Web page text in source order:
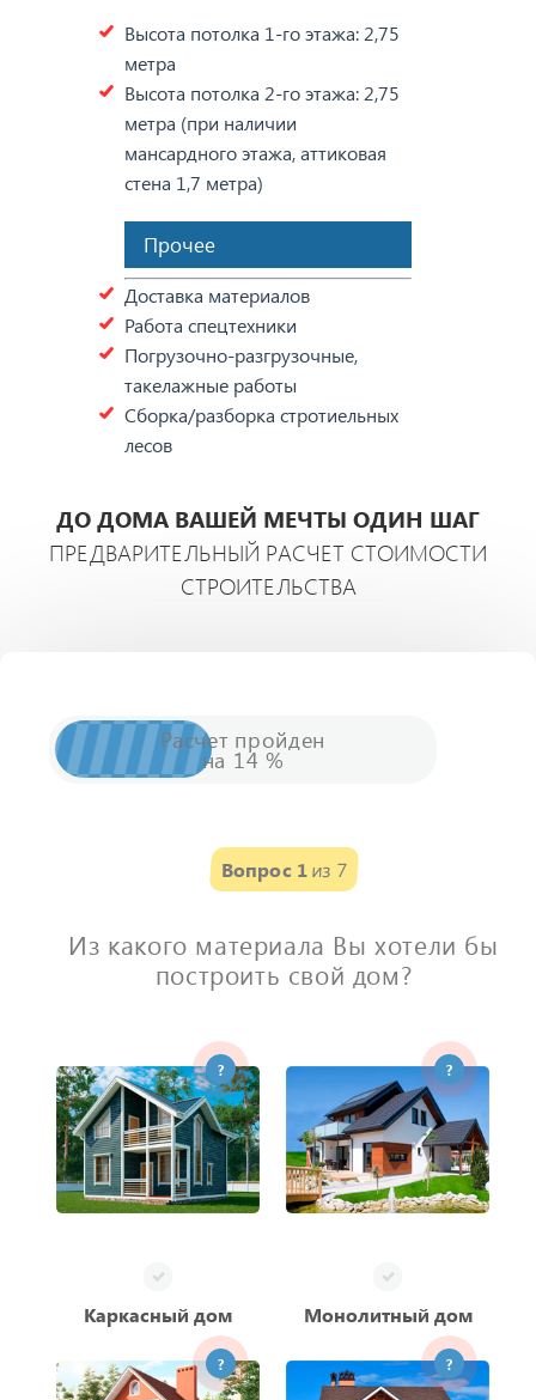
Высота потолка 1-го этажа: 2,75
метра
Высота потолка 2-го этажа: 2,75
метра (при наличии
мансардного этажа, аттиковая
стена 1,7 метра)
Прочее
Доставка материалов
Работа спецтехники
Погрузочно-разгрузочные,
такелажные работы
Сборка/разборка стротиельных
лесов
ДО ДОМА ВАШЕЙ МЕЧТЫ ОДИН ШАГ
ПРЕДВАРИТЕЛЬНЫЙ РАСЧЕТ СТОИМОСТИ
СТРОИТЕЛЬСТВА
Расчет пройден
на 14 %
Вопрос 1из 7
Из какого материала Вы хотели бы
построить свой дом?
?
Каркасный дом
?
Монолитный дом
? ?